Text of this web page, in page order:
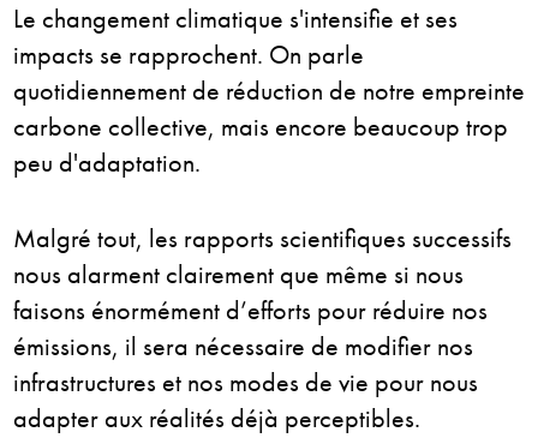
Le changement climatique s'intensifie et ses
impacts se rapprochent. On parle
quotidiennement de réduction de notre empreinte
carbone collective, mais encore beaucoup trop
peu d'adaptation.
Malgré tout, les rapports scientifiques successifs
nous alarment clairement que même si nous
faisons énormément d’efforts pour réduire nos
émissions, il sera nécessaire de modifier nos
infrastructures et nos modes de vie pour nous
adapter aux réalités déjà perceptibles.